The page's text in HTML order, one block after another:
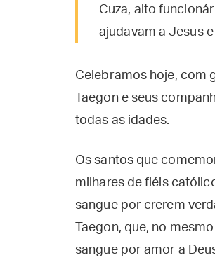
Cuza, alto
ajudavam a Jesus
Celebramos hoje, com
Taegon e seus
todas as idades.
Os santos que
milhares de fiéis
sangue por crerem
Taegon, que, no
sangue por amor a